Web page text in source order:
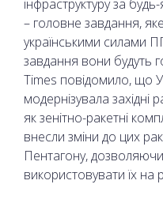
інфраструктуру за
– головне завдання,
українськими силами
завдання вони будуть
Times повідомило, що
модернізувала
як зенітно-ракетні
внесли зміни до цих
Пентагону,
використовувати їх